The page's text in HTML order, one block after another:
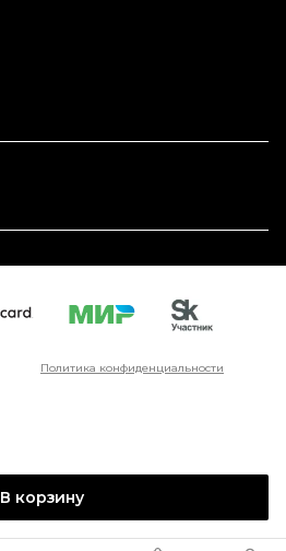
В корзину
Политика конфиденциальности